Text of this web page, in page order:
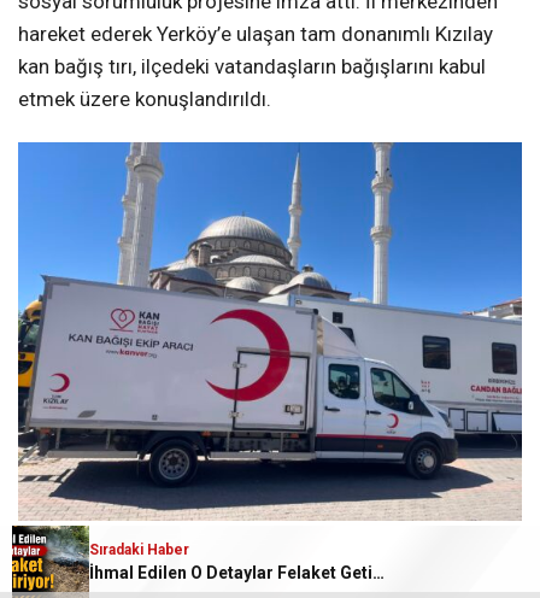
hareket ederek Yerköy’e ulaşan tam donanımlı Kızılay
kan bağış tırı, ilçedeki vatandaşların bağışlarını kabul
etmek üzere konuşlandırıldı.
Molla Hüsrev Camii Önünde Yoğun İlgi
Sıradaki Haber
İhmal Edilen O Detaylar Felaket Getiriyor!